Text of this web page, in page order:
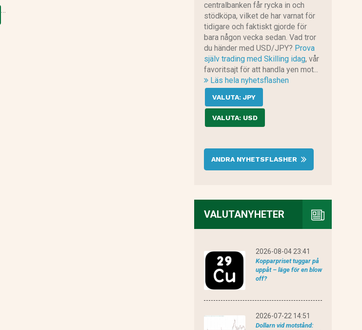
centralbanken får rycka in och
stödköpa, vilket de har varnat för
tidigare och faktiskt gjorde för
bara någon vecka sedan. Vad tror
du händer med USD/JPY? Prova
själv trading med Skilling idag, vår
favoritsajt för att handla yen mot...
Läs hela nyhetsflashen
VALUTA: JPY
VALUTA: USD
ANDRA NYHETSFLASHER
VALUTANYHETER
2026-08-04 23:41
Kopparpriset tuggar på
uppåt – läge för en blow
off?
2026-07-22 14:51
Dollarn vid motstånd: